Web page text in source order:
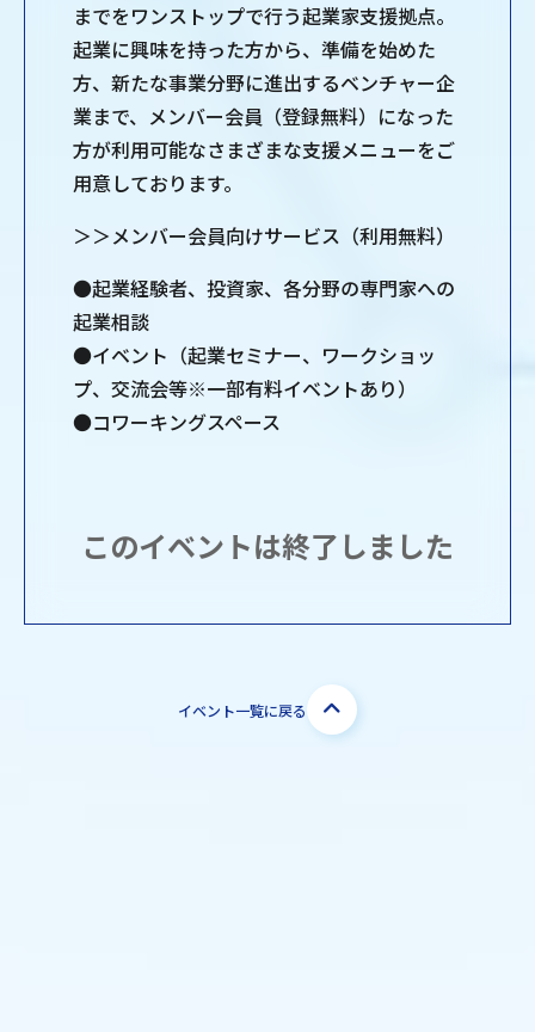
までをワンストップで行う起業家支援拠点。
起業に興味を持った方から、準備を始めた
方、新たな事業分野に進出するベンチャー企
業まで、メンバー会員（登録無料）になった
方が利用可能なさまざまな支援メニューをご
用意しております。
＞＞メンバー会員向けサービス（利用無料）
●起業経験者、投資家、各分野の専門家への
起業相談
●イベント（起業セミナー、ワークショッ
プ、交流会等※一部有料イベントあり）
●コワーキングスペース
このイベントは終了しました
イベント一覧に戻る